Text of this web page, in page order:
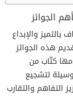
الجوائز
بالتميز والإبداع
هذه الجوائز
كتّاب من
لتشجيع
التفاهم والتقارب